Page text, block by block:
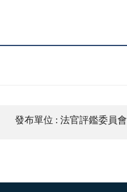
發布單位 : 法官評鑑委員會